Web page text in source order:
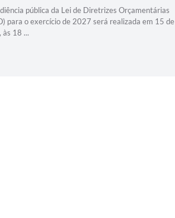
pública da Lei de Diretrizes Orçamentárias
para o exercício de 2027 será realizada em 15 de
às 18 ...